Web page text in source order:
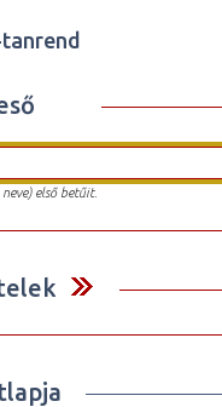
első betűit.